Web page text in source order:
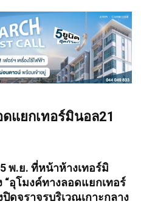
แยกเทอร์มินอล21
พ.ย. ที่หน้าห้างเทอร์มิ
“อุโมงค์ทางลอดแยกเทอร์
ดจราจรบริเวณเกาะกลาง